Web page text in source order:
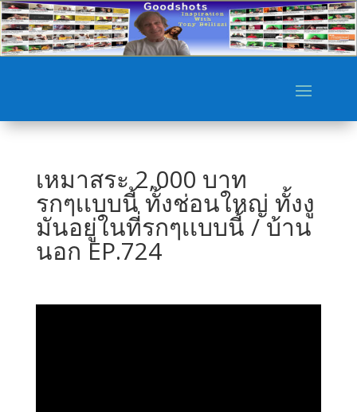
เหมาสระ 2,000 บาท
รกๆเเบบนี้ ทั้งช่อนใหญ่ ทั้งงู
มันอยู่ในที่รกๆเเบบนี้ / บ้าน
นอก EP.724